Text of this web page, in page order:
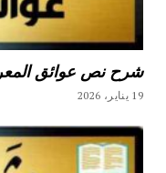
شرح نص عوائق
19 يناير، 2026